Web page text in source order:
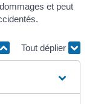
et peut
Tout déplier